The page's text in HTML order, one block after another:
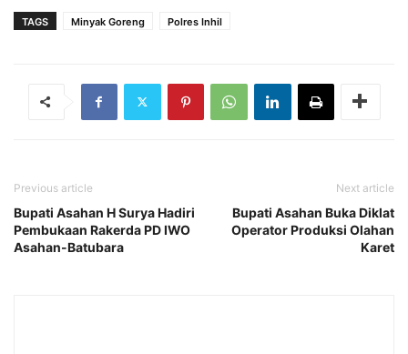
TAGS Minyak Goreng Polres Inhil
Previous article
Bupati Asahan H Surya Hadiri
Pembukaan Rakerda PD IWO
Asahan-Batubara
Next article
Bupati Asahan Buka Diklat
Operator Produksi Olahan
Karet